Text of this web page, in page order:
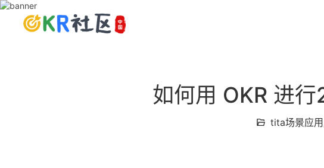
如何用 OKR 进
tita场景应用